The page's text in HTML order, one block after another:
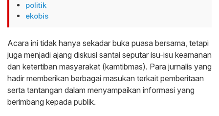
politik
ekobis
Acara ini tidak hanya sekadar buka puasa bersama, tetapi
juga menjadi ajang diskusi santai seputar isu-isu keamanan
dan ketertiban masyarakat (kamtibmas). Para jurnalis yang
hadir memberikan berbagai masukan terkait pemberitaan
serta tantangan dalam menyampaikan informasi yang
berimbang kepada publik.